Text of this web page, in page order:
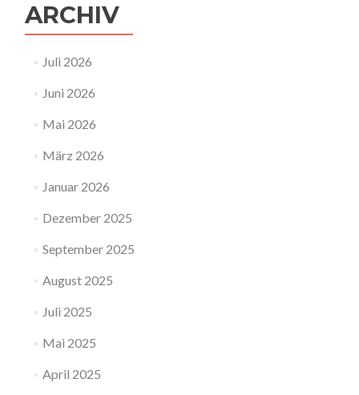
ARCHIV
Juli 2026
Juni 2026
Mai 2026
März 2026
Januar 2026
Dezember 2025
September 2025
August 2025
Juli 2025
Mai 2025
April 2025